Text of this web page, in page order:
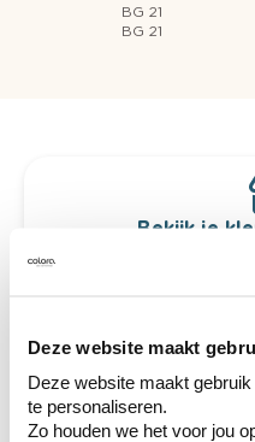
Deze website maakt
Deze website maakt
te personaliseren.
Zo houden we het voor jou
BG 21
BG 21
Bekijk je
Ontdek er
te verfijnen.
Krijg persoonlijk
combineren.